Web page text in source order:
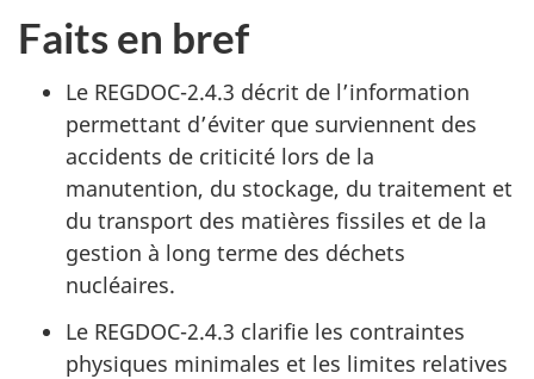
Faits en bref
Le REGDOC-2.4.3 décrit de l’information
permettant d’éviter que surviennent des
accidents de criticité lors de la
manutention, du stockage, du traitement et
du transport des matières fissiles et de la
gestion à long terme des déchets
nucléaires.
Le REGDOC-2.4.3 clarifie les contraintes
physiques minimales et les limites relatives